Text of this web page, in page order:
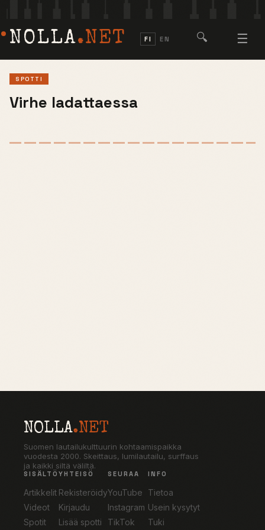
NOLLA.NET FI EN 🔍 ☰
SPOTTI
Virhe ladattaessa
NOLLA.NET
Suomen lautailukulttuurin kohtaamispaikka
vuodesta 2000. Skeittaus, lumilautailu, surffaus
ja kaikki siltä väliltä.
SISÄLTÖ
Artikkelit
Videot
Spotit
YHTEISÖ
Rekisteröidy
Kirjaudu
Lisää spotti
SEURAA
YouTube
Instagram
TikTok
INFO
Tietoa
Usein kysytyt
Tuki